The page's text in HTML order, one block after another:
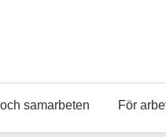
samarbeten För